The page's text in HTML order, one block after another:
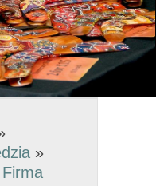
»
Firma